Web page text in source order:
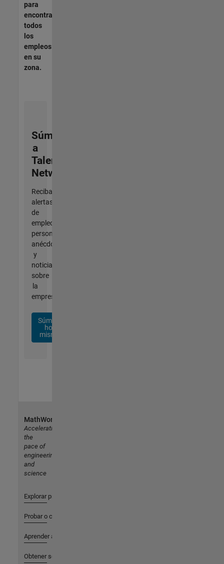
para
encontrar
todos
los
empleos
en su
zona.
Súmese
a
Talent
Network
Reciba
alertas
de
empleo
personalizadas,
anécdotas
y
noticias
sobre
la
empresa.
Súmese
hoy
mismo
MathWorks
Accelerating
the
pace of
engineering
and
science
Explorar productos
Probar o comprar
Aprender a utilizar
Obtener soporte